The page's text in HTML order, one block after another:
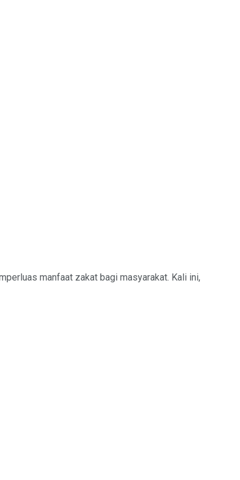
manfaat zakat bagi masyarakat. Kali ini,